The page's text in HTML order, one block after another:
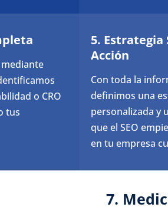
o CRO
tus
5. Estrategia
Acción
Con toda la
definimos una
personalizada y
que el SEO
en tu empresa
7.